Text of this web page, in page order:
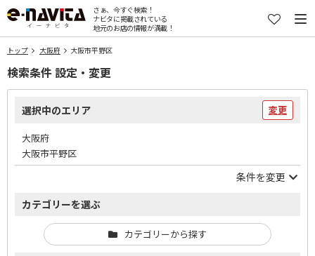
さぁ、今すぐ検索！
ナビタに掲載されている
地元のお店の情報が満載！
トップ 大阪府 大阪市平野区
検索条件 設定・変更
選択中のエリア 変更
大阪府
大阪市平野区
条件を変更
カテゴリーを選ぶ
カテゴリーから探す